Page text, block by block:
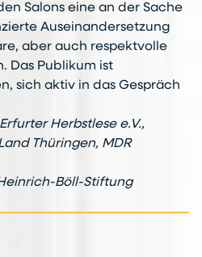
Salons eine an der Sache
Auseinandersetzung
aber auch respektvolle
Das Publikum ist
sich aktiv in das Gespräch
Herbstlese e.V.,
Thüringen, MDR
Böll-Stiftung